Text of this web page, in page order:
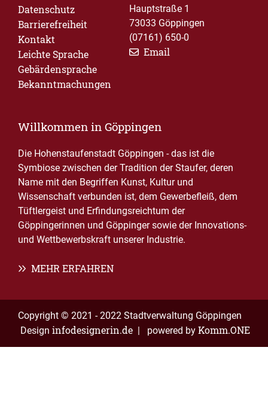
Datenschutz
Barrierefreiheit
Kontakt
Leichte Sprache
Gebärdensprache
Bekanntmachungen
Hauptstraße 1
73033 Göppingen
(07161) 650-0
Email
Willkommen in Göppingen
Die Hohenstaufenstadt Göppingen - das ist die
Symbiose zwischen der Tradition der Staufer, deren
Name mit den Begriffen Kunst, Kultur und
Wissenschaft verbunden ist, dem Gewerbefleiß, dem
Tüftlergeist und Erfindungsreichtum der
Göppingerinnen und Göppinger sowie der Innovations-
und Wettbewerbskraft unserer Industrie.
MEHR ERFAHREN
Copyright © 2021 - 2022 Stadtverwaltung Göppingen
Design infodesignerin.de | powered by Komm.ONE